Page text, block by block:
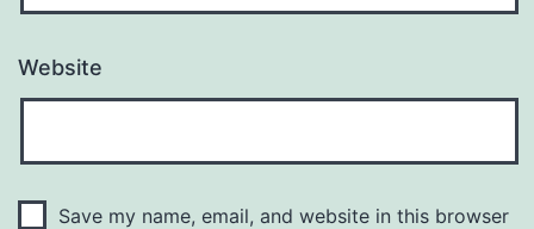
Website
Save my name, email, and website in this browser